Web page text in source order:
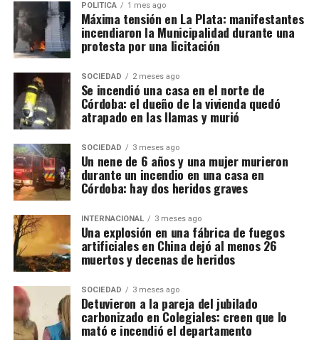
POLITICA 1 mes ago
Máxima tensión en La Plata: manifestantes
incendiaron la Municipalidad durante una
protesta por una licitación
SOCIEDAD 2 meses ago
Se incendió una casa en el norte de
Córdoba: el dueño de la vivienda quedó
atrapado en las llamas y murió
SOCIEDAD 3 meses ago
Un nene de 6 años y una mujer murieron
durante un incendio en una casa en
Córdoba: hay dos heridos graves
INTERNACIONAL 3 meses ago
Una explosión en una fábrica de fuegos
artificiales en China dejó al menos 26
muertos y decenas de heridos
SOCIEDAD 3 meses ago
Detuvieron a la pareja del jubilado
carbonizado en Colegiales: creen que lo
mató e incendió el departamento